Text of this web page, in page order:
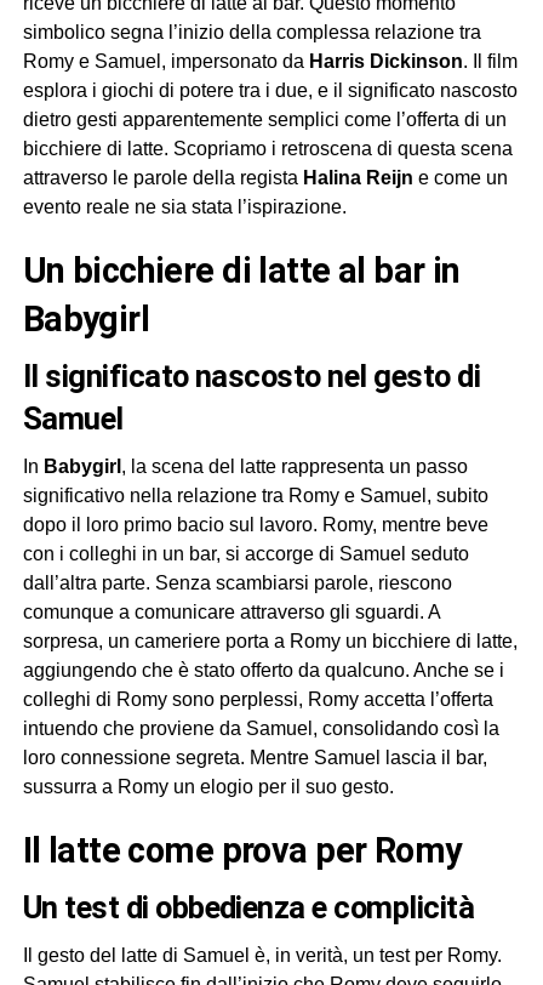
simbolico segna l’inizio della complessa relazione tra
Romy e Samuel, impersonato da Harris Dickinson. Il film
esplora i giochi di potere tra i due, e il significato nascosto
dietro gesti apparentemente semplici come l’offerta di un
bicchiere di latte. Scopriamo i retroscena di questa scena
attraverso le parole della regista Halina Reijn e come un
evento reale ne sia stata l’ispirazione.
Un bicchiere di latte al bar in
Babygirl
Il significato nascosto nel gesto di
Samuel
In Babygirl , la scena del latte rappresenta un passo
significativo nella relazione tra Romy e Samuel, subito
dopo il loro primo bacio sul lavoro. Romy, mentre beve
con i colleghi in un bar, si accorge di Samuel seduto
dall’altra parte. Senza scambiarsi parole, riescono
comunque a comunicare attraverso gli sguardi. A
sorpresa, un cameriere porta a Romy un bicchiere di latte,
aggiungendo che è stato offerto da qualcuno. Anche se i
colleghi di Romy sono perplessi, Romy accetta l’offerta
intuendo che proviene da Samuel, consolidando così la
loro connessione segreta. Mentre Samuel lascia il bar,
sussurra a Romy un elogio per il suo gesto.
Il latte come prova per Romy
Un test di obbedienza e complicità
Il gesto del latte di Samuel è, in verità, un test per Romy.